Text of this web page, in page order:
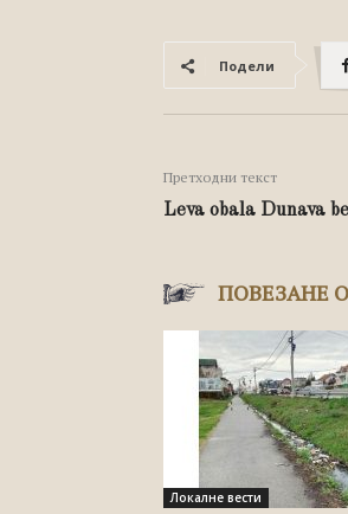
Подели
Претходни текст
Leva obala Dunava
ПОВЕЗАНЕ
Локалне вести